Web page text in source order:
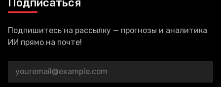
Подпишитесь на рассылку — прогнозы и аналитика
ИИ прямо на почте!